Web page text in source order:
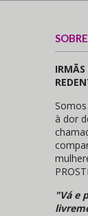
à dor
"Vá e